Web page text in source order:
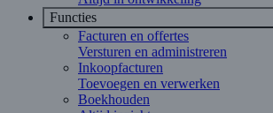
Functies
Facturen en offertes
Versturen en administreren
Inkoopfacturen
Toevoegen en verwerken
Boekhouden